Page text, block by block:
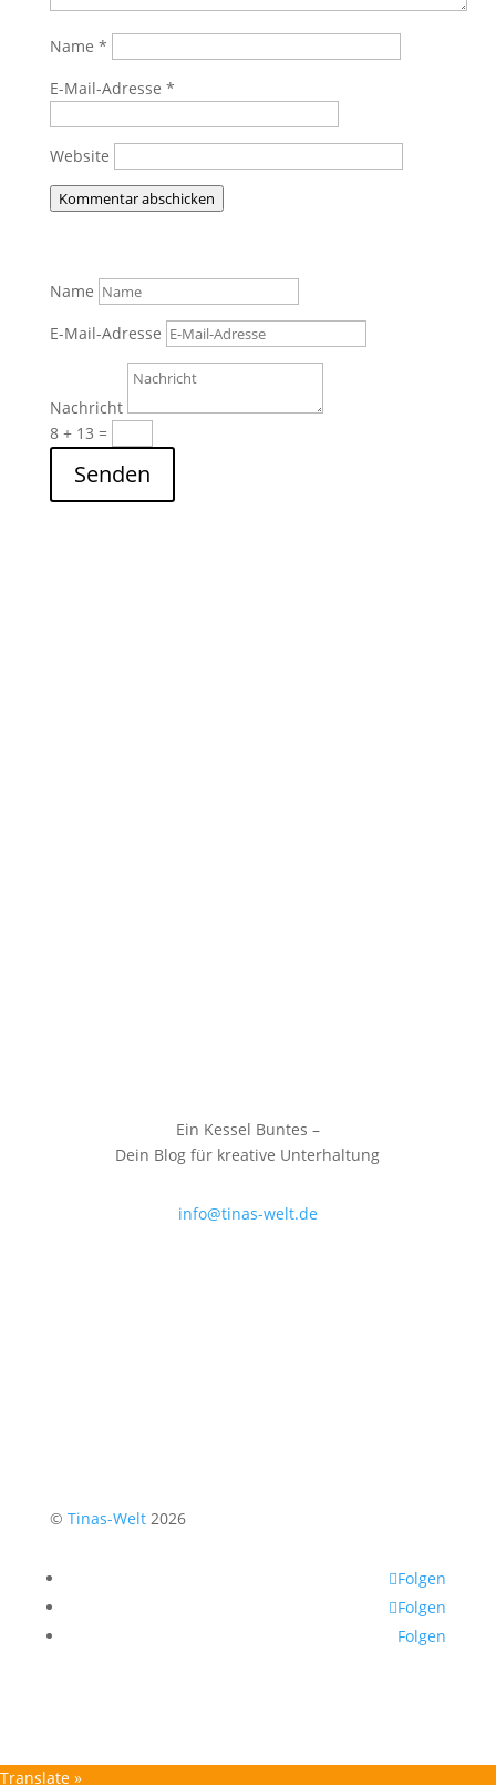
Name *
E-Mail-Adresse *
Website
Kommentar abschicken
Name
E-Mail-Adresse
Nachricht
8 + 13 =
Senden
Ein Kessel Buntes –
Dein Blog für kreative Unterhaltung
info@tinas-welt.de
© Tinas-Welt2026
Folgen
Folgen
Folgen
Translate »